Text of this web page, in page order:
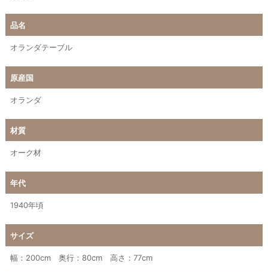
品名
オランダテーブル
原産国
オランダ
材質
オーク材
年代
1940年頃
サイズ
幅：200cm 奥行：80cm 高さ：77cm